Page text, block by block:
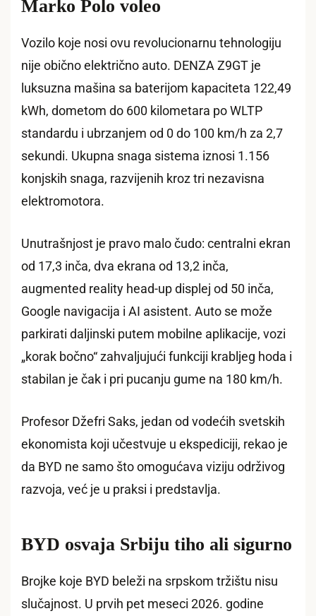
Marko Polo voleo
Vozilo koje nosi ovu revolucionarnu tehnologiju
nije obično električno auto. DENZA Z9GT je
luksuzna mašina sa baterijom kapaciteta 122,49
kWh, dometom do 600 kilometara po WLTP
standardu i ubrzanjem od 0 do 100 km/h za 2,7
sekundi. Ukupna snaga sistema iznosi 1.156
konjskih snaga, razvijenih kroz tri nezavisna
elektromotora.
Unutrašnjost je pravo malo čudo: centralni ekran
od 17,3 inča, dva ekrana od 13,2 inča,
augmented reality head-up displej od 50 inča,
Google navigacija i AI asistent. Auto se može
parkirati daljinski putem mobilne aplikacije, vozi
„korak bočno“ zahvaljujući funkciji krabljeg hoda i
stabilan je čak i pri pucanju gume na 180 km/h.
Profesor Džefri Saks, jedan od vodećih svetskih
ekonomista koji učestvuje u ekspediciji, rekao je
da BYD ne samo što omogućava viziju održivog
razvoja, već je u praksi i predstavlja.
BYD osvaja Srbiju tiho ali sigurno
Brojke koje BYD beleži na srpskom tržištu nisu
slučajnost. U prvih pet meseci 2026. godine